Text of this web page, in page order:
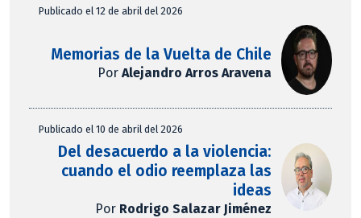
Publicado el 12 de abril del 2026
Memorias de la Vuelta de Chile
PorAlejandro Arros Aravena
Publicado el 10 de abril del 2026
Del desacuerdo a la violencia:
cuando el odio reemplaza las
ideas
Por Rodrigo Salazar Jiménez